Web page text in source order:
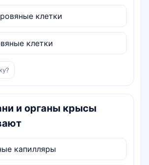
клетки
клетки
и органы крысы
капилляры